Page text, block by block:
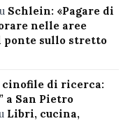
Schlein: «Pagare di
nelle aree
ponte sullo stretto
cinofile di ricerca:
a San Pietro
Libri, cucina,